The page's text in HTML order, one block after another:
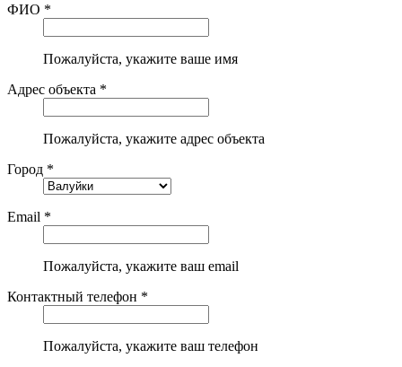
ФИО *
Пожалуйста, укажите ваше имя
Адрес объекта *
Пожалуйста, укажите адрес объекта
Город *
Email *
Пожалуйста, укажите ваш email
Контактный телефон *
Пожалуйста, укажите ваш телефон